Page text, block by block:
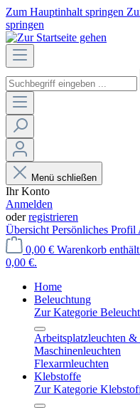
Zum Hauptinhalt springen
springen
Menü schließen
Ihr Konto
Anmelden
oderregistrieren
Übersicht Persönliches Profil
0,00 € Warenkorb
0,00 €.
Home
Beleuchtung
Zur Kategorie
Arbeitsplatzleuchten &
Maschinenleuchten
Flexarmleuchten
Klebstoffe
Zur Kategorie